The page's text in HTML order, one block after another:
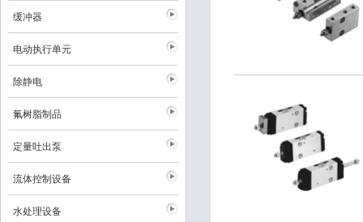
缓冲器
电动执行单元
除静电
氟树脂制品
定量吐出泵
流体控制设备
水处理设备